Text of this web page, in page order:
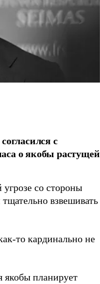
с
о якобы растущей
со стороны
взвешивать
то кардинально не
якобы планирует